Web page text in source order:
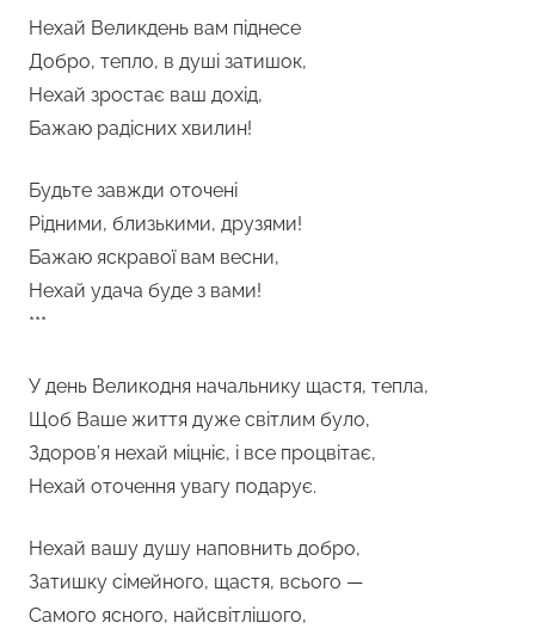
Нехай Великдень вам піднесе
Добро, тепло, в душі затишок,
Нехай зростає ваш дохід,
Бажаю радісних хвилин!
Будьте завжди оточені
Рідними, близькими, друзями!
Бажаю яскравої вам весни,
Нехай удача буде з вами!
***
У день Великодня начальнику щастя, тепла,
Щоб Ваше життя дуже світлим було,
Здоров’я нехай міцніє, і все процвітає,
Нехай оточення увагу подарує.
Нехай вашу душу наповнить добро,
Затишку сімейного, щастя, всього —
Самого ясного, найсвітлішого,